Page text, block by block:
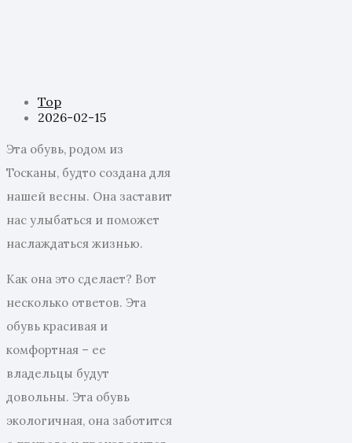
Top
2026-02-15
Эта обувь, родом из
Тосканы, будто создана для
нашей весны. Она заставит
нас улыбаться и поможет
наслаждаться жизнью.
Как она это сделает? Вот
несколько ответов. Эта
обувь красивая и
комфортная – ее
владельцы будут
довольны. Эта обувь
экологичная, она заботится